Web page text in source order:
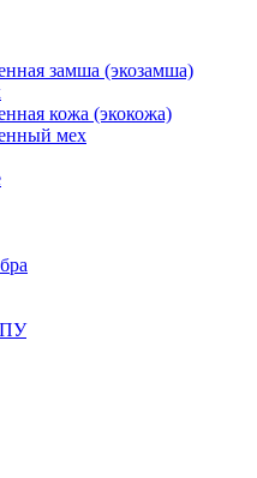
замша (экозамша)
кожа (экокожа)
мех